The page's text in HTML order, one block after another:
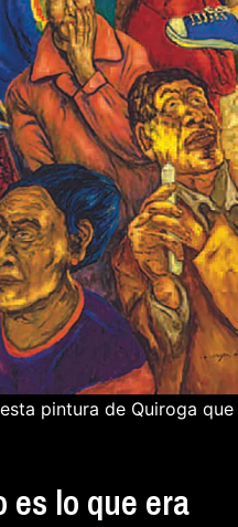
pintura de Quiroga
es lo que era